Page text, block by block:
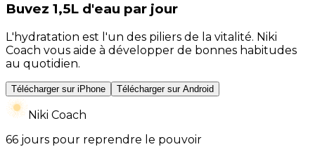
Buvez 1,5L d'eau par jour
L'hydratation est l'un des piliers de la vitalité. Niki
Coach vous aide à développer de bonnes habitudes
au quotidien.
Télécharger sur iPhone Télécharger sur Android
Niki Coach
66 jours pour reprendre le pouvoir